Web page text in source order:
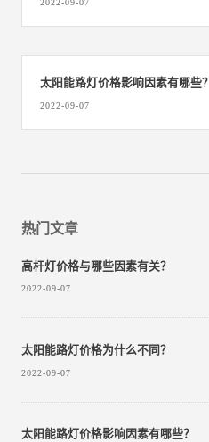
2022-09-07
太阳能路灯价格影响因素有哪些？
2022-09-07
热门文章
高杆灯价格与哪些因素有关？
2022-09-07
太阳能路灯价格为什么不同？
2022-09-07
太阳能路灯价格影响因素有哪些？